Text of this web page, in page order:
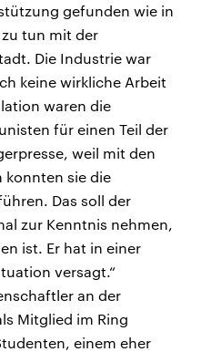
gefunden wie in
zu tun mit der
Die Industrie war
keine wirkliche Arbeit
waren die
für einen Teil der
weil mit den
sie die
Das soll der
zur Kenntnis nehmen,
ist. Er hat in einer
versagt.“
an der
Mitglied im Ring
einem eher